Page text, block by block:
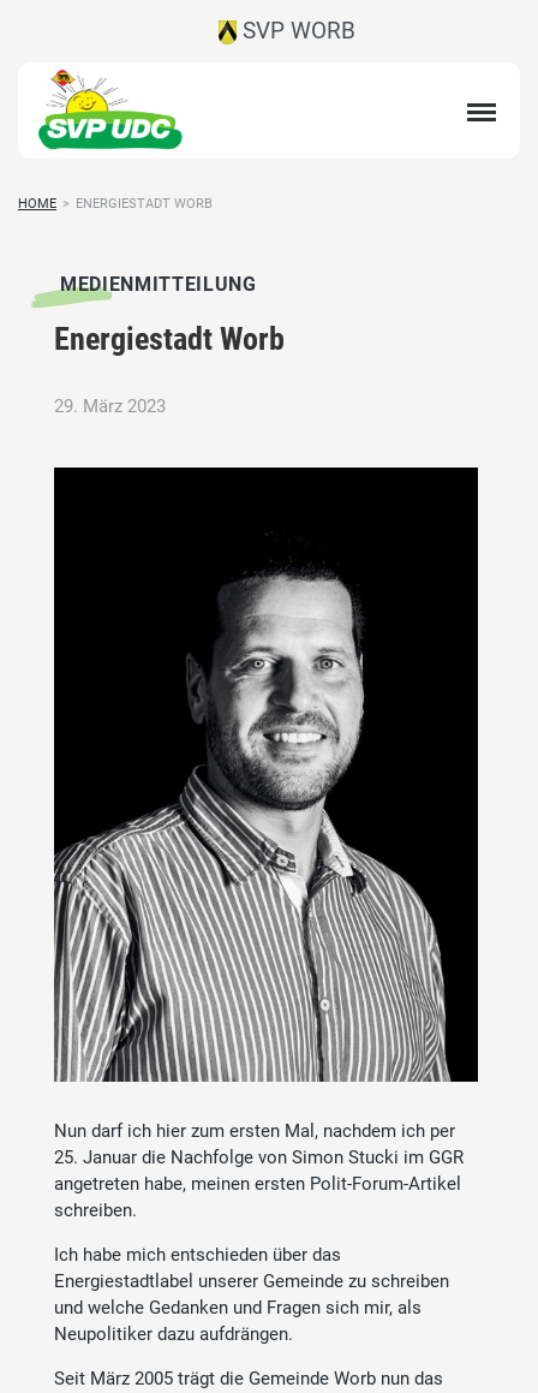
SVP WORB
HOME > ENERGIESTADT WORB
MEDIENMITTEILUNG
Energiestadt Worb
29. März 2023
Nun darf ich hier zum ersten Mal, nachdem ich per
25. Januar die Nachfolge von Simon Stucki im GGR
angetreten habe, meinen ersten Polit-Forum-Artikel
schreiben.
Ich habe mich entschieden über das
Energiestadtlabel unserer Gemeinde zu schreiben
und welche Gedanken und Fragen sich mir, als
Neupolitiker dazu aufdrängen.
Seit März 2005 trägt die Gemeinde Worb nun das